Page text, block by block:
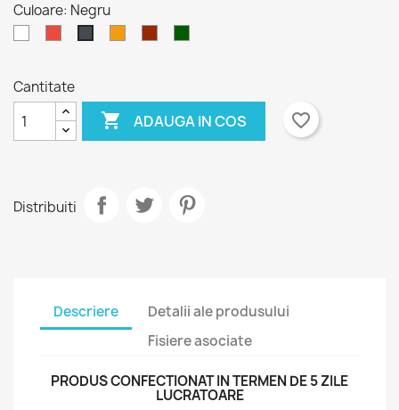
×
Autentificare ×
Culoare: Negru
Cantitate
 ADAUGA IN COS favorite_border
Distribuiti
Descriere
Detalii ale produsului
Fisiere asociate
PRODUS CONFECTIONAT IN TERMEN DE 5 ZILE
LUCRATOARE